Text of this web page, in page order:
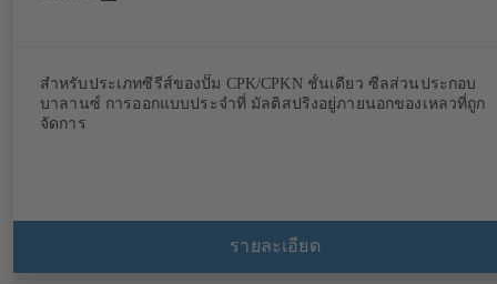
สำหรับประเภทซีรีส์ของปั๊ม CPK/CPKN ชั้นเดียว ซีลส่วนประกอบ
บาลานซ์ การออกแบบประจำที่ มัลติสปริงอยู่ภายนอกของเหลวที่ถูก
จัดการ
รายละเอียด